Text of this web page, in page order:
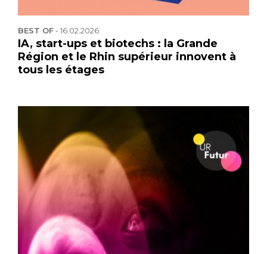
BEST OF-16.02.2026
IA, start-ups et biotechs : la Grande
Région et le Rhin supérieur innovent à
tous les étages